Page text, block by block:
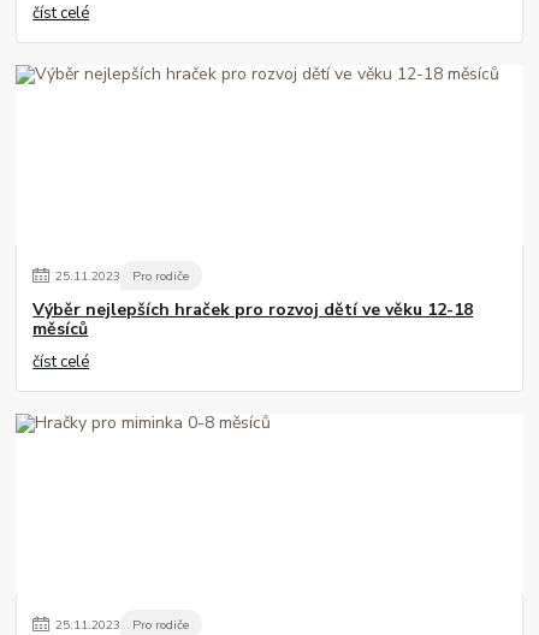
číst celé
25.11.2023 Pro rodiče
Výběr nejlepších hraček pro rozvoj dětí ve věku 12-18
měsíců
číst celé
25.11.2023 Pro rodiče